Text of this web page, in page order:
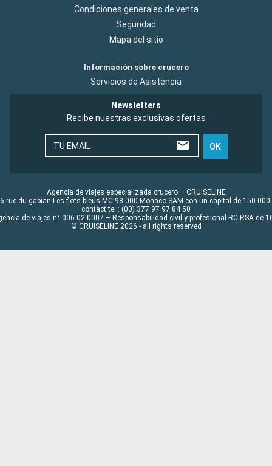
Condiciones generales de venta
Seguridad
Mapa del sitio
Información sobre crucero
Servicios de Asistencia
Newsletters
Recibe nuestras exclusivas ofertas
TU EMAIL OK
Agencia de viajes especializada crucero – CRUISELINE
rue du gabian Les flots bleus MC 98 000 Monaco SAM con un capital de 150 000
contact tel : (00) 377 97 97 84 50
de viajes n° 006 02 0007 – Responsabilidad civil y profesional RC RSA de
© CRUISELINE 2026 - all rights reserved